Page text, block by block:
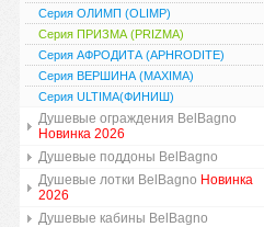
Серия ОЛИМП (OLIMP)
Серия ПРИЗМА (PRIZMA)
Серия АФРОДИТА (APHRODITE)
Серия ВЕРШИНА (MAXIMA)
Серия ULTIMA(ФИНИШ)
Душевые ограждения BelBagno
Новинка 2026
Душевые поддоны BelBagno
Душевые лотки BelBagno Новинка
2026
Душевые кабины BelBagno